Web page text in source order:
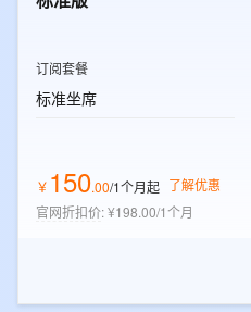
订阅套餐
标准坐席
￥ 150.00/1个月起 了解优惠
官网折扣价:¥198.00/1个月